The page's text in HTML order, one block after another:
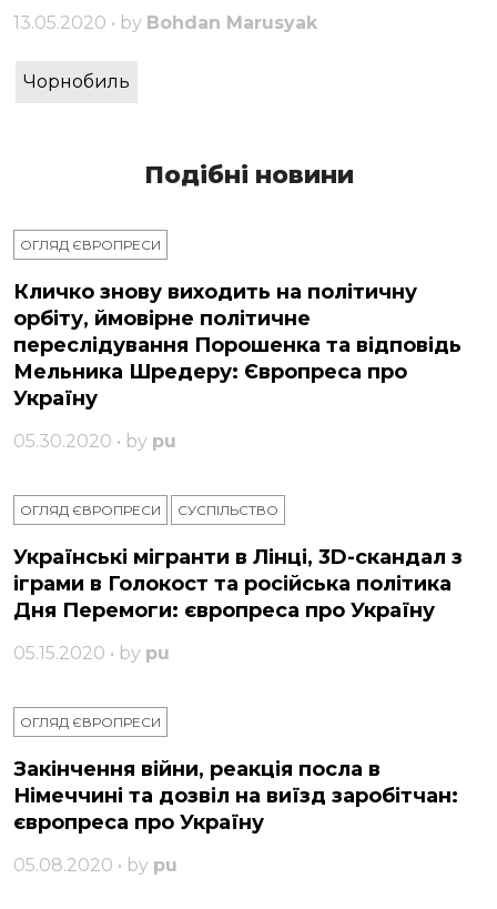
13.05.2020 • by Bohdan Marusyak
Чорнобиль
Подібні новини
ОГЛЯД ЄВРОПРЕСИ
Кличко знову виходить на політичну
орбіту, ймовірне політичне
переслідування Порошенка та відповідь
Мельника Шредеру: Європреса про
Україну
05.30.2020 • by pu
ОГЛЯД ЄВРОПРЕСИ СУСПІЛЬСТВО
Українські мігранти в Лінці, 3D-скандал з
іграми в Голокост та російська політика
Дня Перемоги: європреса про Україну
05.15.2020 • by pu
ОГЛЯД ЄВРОПРЕСИ
Закінчення війни, реакція посла в
Німеччині та дозвіл на виїзд заробітчан:
європреса про Україну
05.08.2020 • by pu